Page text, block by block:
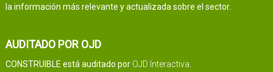
la información más relevante y actualizada sobre el sector.
AUDITADO POR OJD
CONSTRUIBLE está auditado por OJD Interactiva